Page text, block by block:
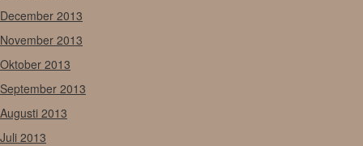
December 2013
November 2013
Oktober 2013
September 2013
Augusti 2013
Juli 2013